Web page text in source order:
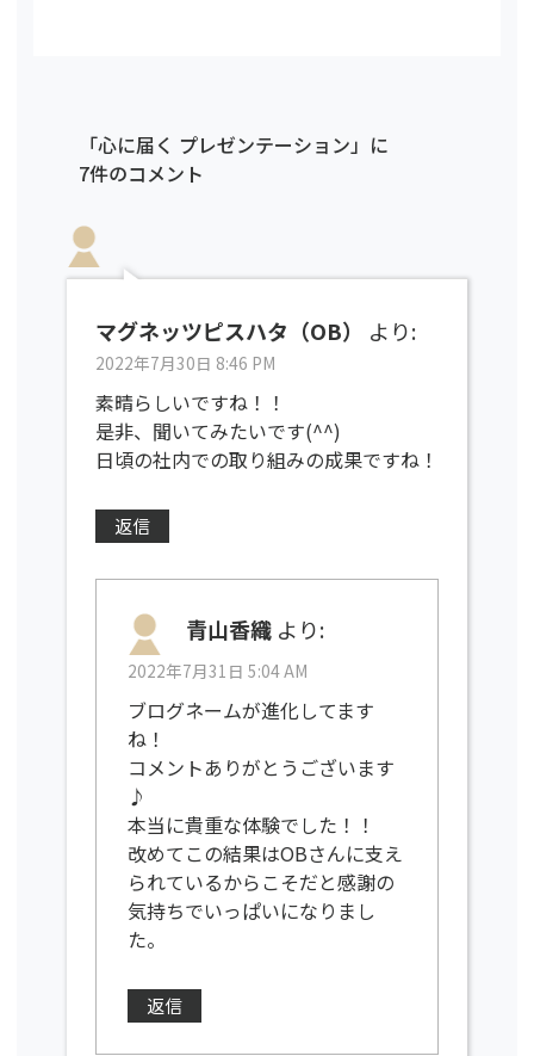
「心に届く プレゼンテーション」に
7件のコメント
マグネッツピスハタ（OB） より:
2022年7月30日 8:46 PM
素晴らしいですね！！
是非、聞いてみたいです(^^)
日頃の社内での取り組みの成果ですね！
返信
青山香織 より:
2022年7月31日 5:04 AM
ブログネームが進化してます
ね！
コメントありがとうございます
♪
本当に貴重な体験でした！！
改めてこの結果はOBさんに支え
られているからこそだと感謝の
気持ちでいっぱいになりまし
た。
返信